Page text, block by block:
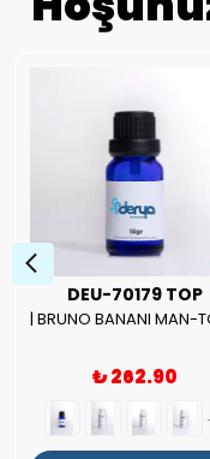
DEU-70179 TOP
₺ 262.90